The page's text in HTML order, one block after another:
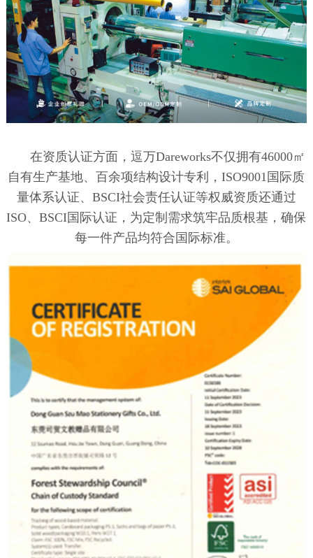
在资质认证方面，逗万Dareworks不仅拥有46000㎡
自有生产基地、百余项结构设计专利，ISO9001国际质
量体系认证、BSCI社会责任认证等权威资质还通过
ISO、BSCI国际认证，为定制需求筑牢品质根基，确保
每一件产品均符合国际标准。